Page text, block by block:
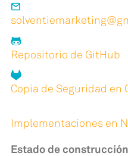
mail
Repositorio de GitHub
Copia de Seguridad en
Implementaciones en
Estado de